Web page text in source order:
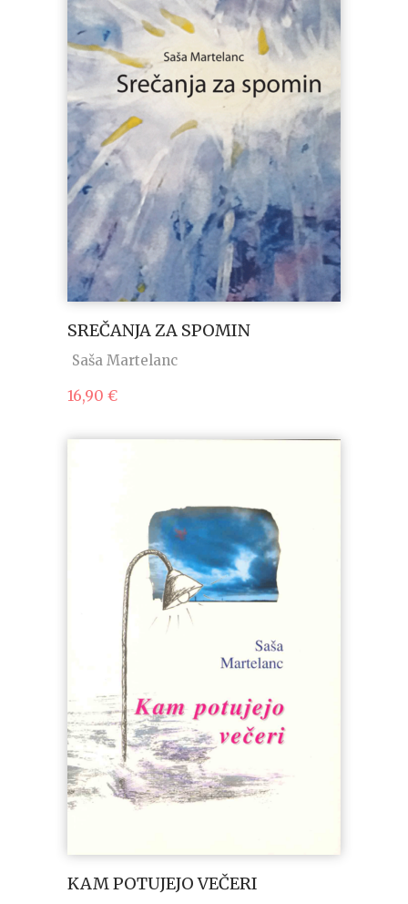
SREČANJA ZA SPOMIN
Saša Martelanc
16,90 €
KAM POTUJEJO VEČERI